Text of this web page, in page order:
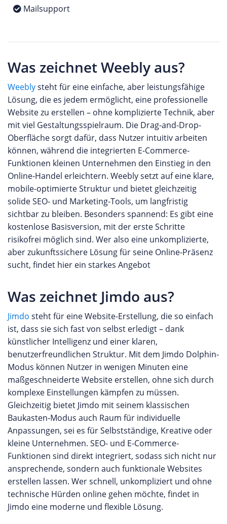
Mailsupport
Was zeichnet Weebly aus?
Weeblysteht für eine einfache, aber leistungsfähige
Lösung, die es jedem ermöglicht, eine professionelle
Website zu erstellen – ohne komplizierte Technik, aber
mit viel Gestaltungsspielraum. Die Drag-and-Drop-
Oberfläche sorgt dafür, dass Nutzer intuitiv arbeiten
können, während die integrierten E-Commerce-
Funktionen kleinen Unternehmen den Einstieg in den
Online-Handel erleichtern. Weebly setzt auf eine klare,
mobile-optimierte Struktur und bietet gleichzeitig
solide SEO- und Marketing-Tools, um langfristig
sichtbar zu bleiben. Besonders spannend: Es gibt eine
kostenlose Basisversion, mit der erste Schritte
risikofrei möglich sind. Wer also eine unkomplizierte,
aber zukunftssichere Lösung für seine Online-Präsenz
sucht, findet hier ein starkes Angebot
Was zeichnet Jimdo aus?
Jimdo steht für eine Website-Erstellung, die so einfach
ist, dass sie sich fast von selbst erledigt – dank
künstlicher Intelligenz und einer klaren,
benutzerfreundlichen Struktur. Mit dem Jimdo Dolphin-
Modus können Nutzer in wenigen Minuten eine
maßgeschneiderte Website erstellen, ohne sich durch
komplexe Einstellungen kämpfen zu müssen.
Gleichzeitig bietet Jimdo mit seinem klassischen
Baukasten-Modus auch Raum für individuelle
Anpassungen, sei es für Selbstständige, Kreative oder
kleine Unternehmen. SEO- und E-Commerce-
Funktionen sind direkt integriert, sodass sich nicht nur
ansprechende, sondern auch funktionale Websites
erstellen lassen. Wer schnell, unkompliziert und ohne
technische Hürden online gehen möchte, findet in
Jimdo eine moderne und flexible Lösung.